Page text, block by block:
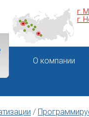
г.
г.
О компании
/